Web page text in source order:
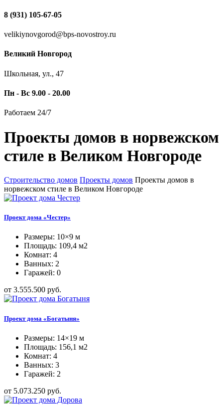
8 (931) 105-67-05
velikiynovgorod@bps-novostroy.ru
Великий Новгород
Школьная, ул., 47
Пн - Вс 9.00 - 20.00
Работаем 24/7
Проекты домов в норвежском
стиле в Великом Новгороде
Строительство домов Проекты домов Проекты домов в
норвежском стиле в Великом Новгороде
Проект дома «Честер»
Размеры: 10×9 м
Площадь: 109,4 м2
Комнат: 4
Ванных: 2
Гаражей: 0
от 3.555.500 руб.
Проект дома «Богатыня»
Размеры: 14×19 м
Площадь: 156,1 м2
Комнат: 4
Ванных: 3
Гаражей: 2
от 5.073.250 руб.